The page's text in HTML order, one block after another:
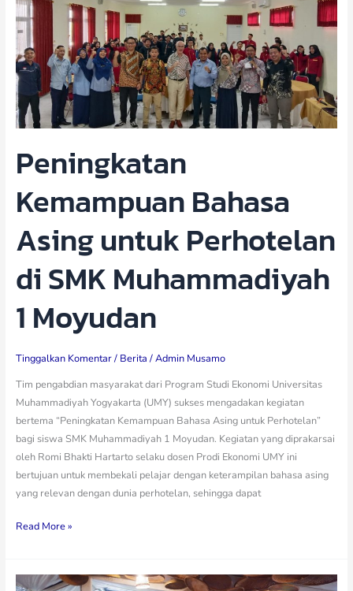
Peningkatan
Kemampuan Bahasa
Asing untuk Perhotelan
di SMK Muhammadiyah
1 Moyudan
Tinggalkan Komentar/ Berita /Admin Musamo
Tim pengabdian masyarakat dari Program Studi Ekonomi Universitas
Muhammadiyah Yogyakarta (UMY) sukses mengadakan kegiatan
bertema “Peningkatan Kemampuan Bahasa Asing untuk Perhotelan”
bagi siswa SMK Muhammadiyah 1 Moyudan. Kegiatan yang diprakarsai
oleh Romi Bhakti Hartarto selaku dosen Prodi Ekonomi UMY ini
bertujuan untuk membekali pelajar dengan keterampilan bahasa asing
yang relevan dengan dunia perhotelan, sehingga dapat
Asing
untuk
Perhotelan
di
SMK
Muhammadiyah
1
Read More »
Kegiatan